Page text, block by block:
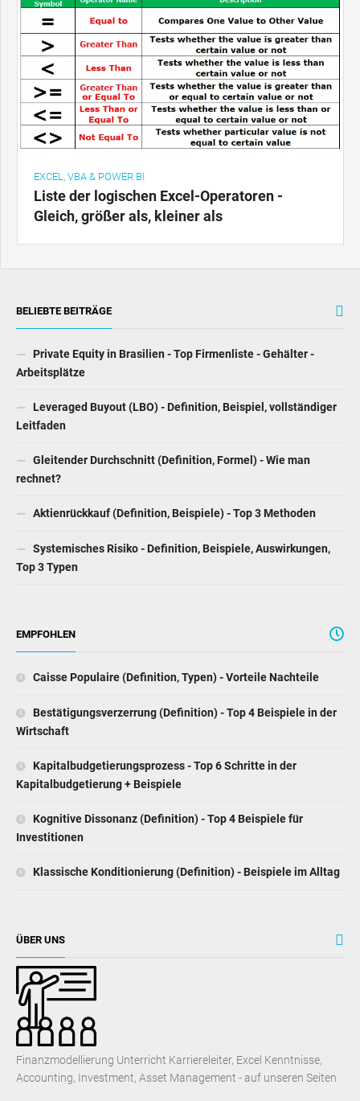
EXCEL, VBA & POWER BI
Liste der logischen Excel-Operatoren -
Gleich, größer als, kleiner als
BELIEBTE BEITRÄGE
Private Equity in Brasilien - Top Firmenliste - Gehälter -
Arbeitsplätze
Leveraged Buyout (LBO) - Definition, Beispiel, vollständiger
Leitfaden
Gleitender Durchschnitt (Definition, Formel) - Wie man
rechnet?
Aktienrückkauf (Definition, Beispiele) - Top 3 Methoden
Systemisches Risiko - Definition, Beispiele, Auswirkungen,
Top 3 Typen
EMPFOHLEN
Caisse Populaire (Definition, Typen) - Vorteile Nachteile
Bestätigungsverzerrung (Definition) - Top 4 Beispiele in der
Wirtschaft
Kapitalbudgetierungsprozess - Top 6 Schritte in der
Kapitalbudgetierung + Beispiele
Kognitive Dissonanz (Definition) - Top 4 Beispiele für
Investitionen
Klassische Konditionierung (Definition) - Beispiele im Alltag
ÜBER UNS
Finanzmodellierung Unterricht Karriereleiter, Excel Kenntnisse,
Accounting, Investment, Asset Management - auf unseren Seiten